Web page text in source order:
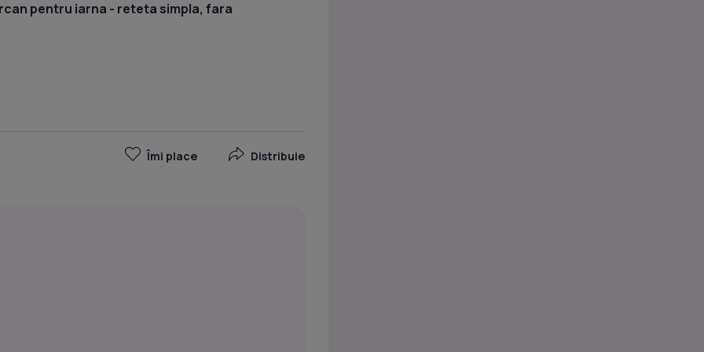
pentru iarna - reteta simpla, fara
Îmi place Distribuie